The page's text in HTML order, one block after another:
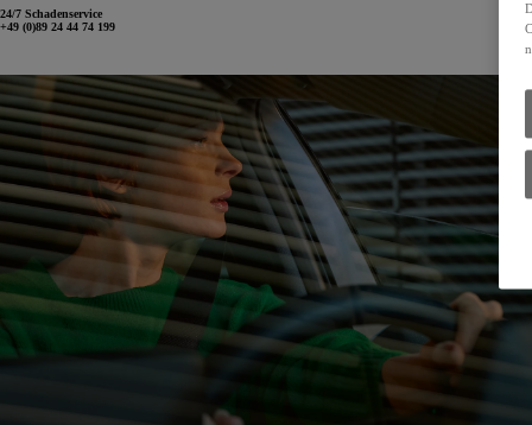
24/7 Schadenservice
+49 (0)89 24 44 74 199